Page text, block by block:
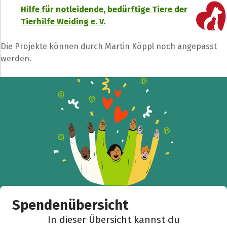
Hilfe für notleidende, bedürftige Tiere der
Tierhilfe Weiding e. V.
Die Projekte können durch Martin Köppl noch angepasst
werden.
Spendenübersicht
In dieser Übersicht kannst du
Hilf mit noch mehr Spenden zu sammeln!
Facebook WhatsApp